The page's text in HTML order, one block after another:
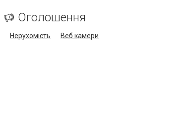
Оголошення
Нерухомість Веб камери